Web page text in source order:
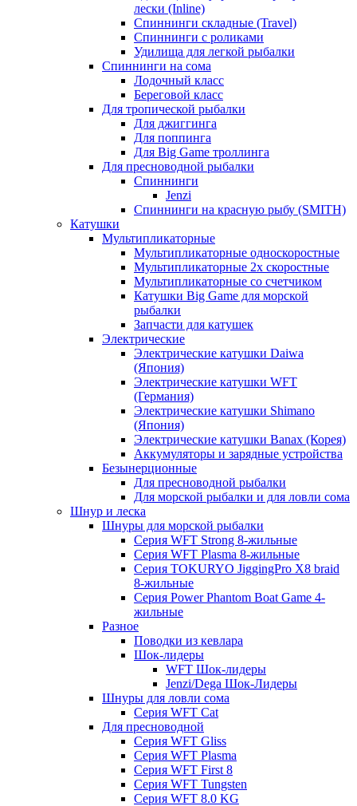
лески (Inline)
Спиннинги складные (Travel)
Спиннинги с роликами
Удилища для легкой рыбалки
Спиннинги на сома
Лодочный класс
Береговой класс
Для тропической рыбалки
Для джиггинга
Для поппинга
Для Big Game троллинга
Для пресноводной рыбалки
Спиннинги
Jenzi
Спиннинги на красную рыбу (SMITH)
Катушки
Мультипликаторные
Мультипликаторные односкоростные
Мультипликаторные 2х скоростные
Мультипликаторные со счетчиком
Катушки Big Game для морской
рыбалки
Запчасти для катушек
Электрические
Электрические катушки Daiwa
(Япония)
Электрические катушки WFT
(Германия)
Электрические катушки Shimano
(Япония)
Электрические катушки Banax (Корея)
Аккумуляторы и зарядные устройства
Безынерционные
Для пресноводной рыбалки
Для морской рыбалки и для ловли сома
Шнур и леска
Шнуры для морской рыбалки
Серия WFT Strong 8-жильные
Серия WFT Plasma 8-жильные
Серия TOKURYO JiggingPro X8 braid
8-жильные
Серия Power Phantom Boat Game 4-
жильные
Разное
Поводки из кевлара
Шок-лидеры
WFT Шок-лидеры
Jenzi/Dega Шок-Лидеры
Шнуры для ловли сома
Серия WFT Cat
Для пресноводной
Серия WFT Gliss
Серия WFT Plasma
Серия WFT First 8
Серия WFT Tungsten
Серия WFT 8.0 KG